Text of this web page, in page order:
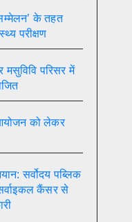
के तहत
परीक्षण
मसुविवि परिसर में
को लेकर
सर्वोदय पब्लिक
कैंसर से